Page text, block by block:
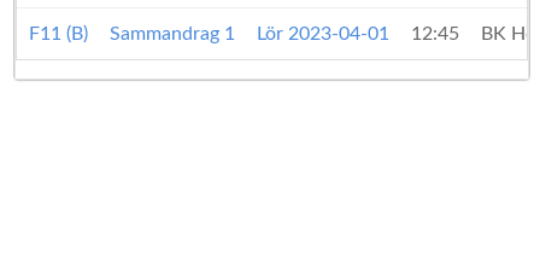
F11 (B) Sammandrag 1 Lör 2023-04-01 12:45 BK